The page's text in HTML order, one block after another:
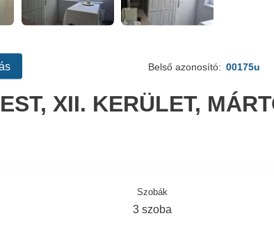
Belső azonosító: 00175u
XII. KERÜLET,
Szobák
3 szoba